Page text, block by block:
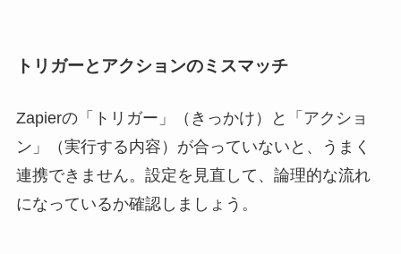
トリガーとアクションのミスマッチ
Zapierの「トリガー」（きっかけ）と「アクショ
ン」（実行する内容）が合っていないと、うまく
連携できません。設定を見直して、論理的な流れ
になっているか確認しましょう。